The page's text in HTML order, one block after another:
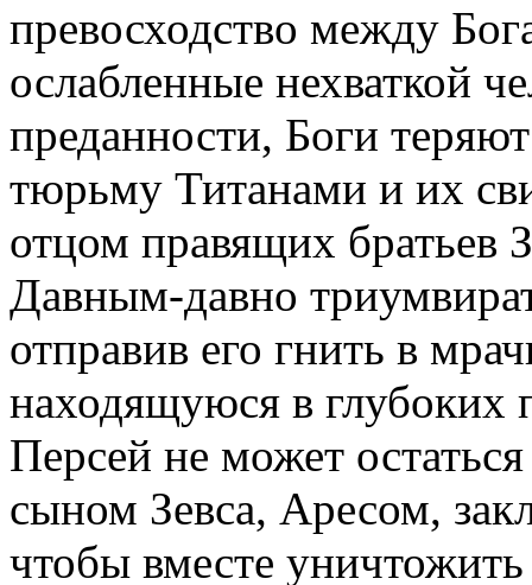
превосходство между
ослабленные нехваткой
преданности, Боги
тюрьму Титанами и их
отцом правящих братьев
Давным-давно
отправив его гнить в
находящуюся в глубоких
Персей не может
сыном Зевса, Аресом,
чтобы вместе